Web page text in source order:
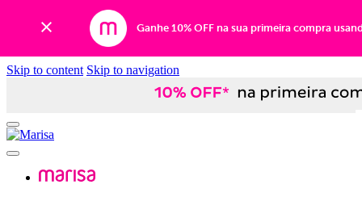
Ganhe 10% OFF na sua primeira compra
Skip to content Skip to navigation